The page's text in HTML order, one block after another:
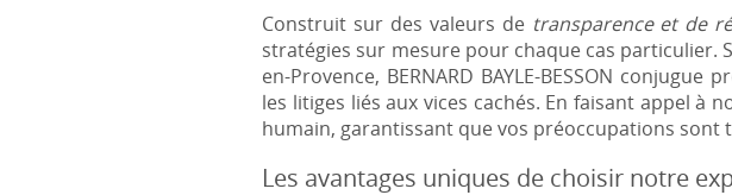
Construit sur des valeurs de transparence et de
stratégies sur mesure pour chaque cas particulier.
en-Provence, BERNARD BAYLE-BESSON
les litiges liés aux vices cachés. En faisant appel à
humain, garantissant que vos préoccupations sont
Les avantages uniques de choisir notre